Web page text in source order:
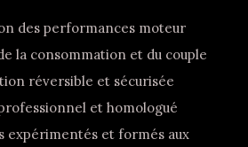
des performances moteur
la consommation et du couple
réversible et sécurisée
et homologué
expérimentés et formés aux